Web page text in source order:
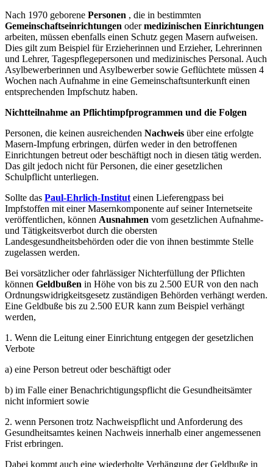
Nach 1970 geborene Personen , die in bestimmten
Gemeinschaftseinrichtungen odermedizinischen Einrichtungen
arbeiten, müssen ebenfalls einen Schutz gegen Masern aufweisen.
Dies gilt zum Beispiel für Erzieherinnen und Erzieher, Lehrerinnen
und Lehrer, Tagespflegepersonen und medizinisches Personal. Auch
Asylbewerberinnen und Asylbewerber sowie Geflüchtete müssen 4
Wochen nach Aufnahme in eine Gemeinschaftsunterkunft einen
entsprechenden Impfschutz haben.
Nichtteilnahme an Pflichtimpfprogrammen und die Folgen
Personen, die keinen ausreichenden Nachweis über eine erfolgte
Masern-Impfung erbringen, dürfen weder in den betroffenen
Einrichtungen betreut oder beschäftigt noch in diesen tätig werden.
Das gilt jedoch nicht für Personen, die einer gesetzlichen
Schulpflicht unterliegen.
Sollte das Paul-Ehrlich-Institut einen Lieferengpass bei
Impfstoffen mit einer Masernkomponente auf seiner Internetseite
veröffentlichen, können Ausnahmen vom gesetzlichen Aufnahme-
und Tätigkeitsverbot durch die obersten
Landesgesundheitsbehörden oder die von ihnen bestimmte Stelle
zugelassen werden.
Bei vorsätzlicher oder fahrlässiger Nichterfüllung der Pflichten
können Geldbußen in Höhe von bis zu 2.500 EUR von den nach
Ordnungswidrigkeitsgesetz zuständigen Behörden verhängt werden.
Eine Geldbuße bis zu 2.500 EUR kann zum Beispiel verhängt
werden,
1. Wenn die Leitung einer Einrichtung entgegen der gesetzlichen
Verbote
a) eine Person betreut oder beschäftigt oder
b) im Falle einer Benachrichtigungspflicht die Gesundheitsämter
nicht informiert sowie
2. wenn Personen trotz Nachweispflicht und Anforderung des
Gesundheitsamtes keinen Nachweis innerhalb einer angemessenen
Frist erbringen.
Dabei kommt auch eine wiederholte Verhängung der Geldbuße in